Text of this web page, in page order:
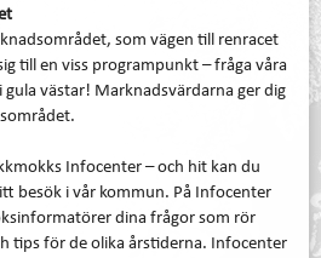
som vägen till renracet
till en viss programpunkt – fråga våra
västar! Marknadsvärdarna ger dig
Infocenter – och hit kan du
besök i vår kommun. På Infocenter
dina frågor som rör
tips för de olika årstiderna. Infocenter